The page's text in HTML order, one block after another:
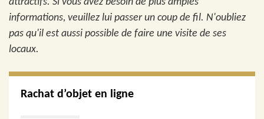
informations, veuillez lui passer un coup de fil. N'oubliez
pas qu'il est aussi possible de faire une visite de ses
locaux.
Rachat d’objet en ligne